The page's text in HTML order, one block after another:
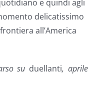
e quindi agli
delicatissimo
all’America
su duellanti, aprile